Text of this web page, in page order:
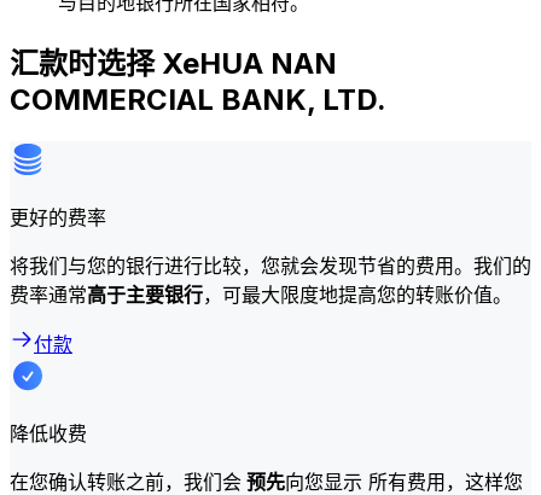
汇款时选择 XeHUA NAN
COMMERCIAL BANK, LTD.
更好的费率
将我们与您的银行进行比较，您就会发现节省的费用。我们的
费率通常高于主要银行，可最大限度地提高您的转账价值。
付款
降低收费
在您确认转账之前，我们会 预先向您显示 所有费用，这样您